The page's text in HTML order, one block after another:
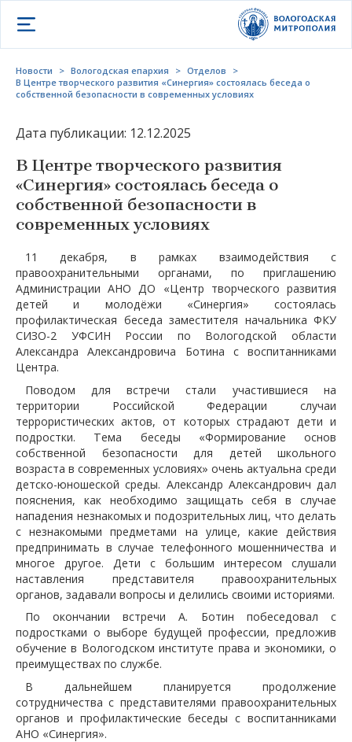
Открыть меню
Новости > Вологодская епархия > Отделов
>
В Центре творческого развития «Синергия» состоялась беседа о
собственной безопасности в современных условиях
Дата публикации: 12.12.2025
В Центре творческого развития
«Синергия» состоялась беседа о
собственной безопасности в
современных условиях
11 декабря, в рамках взаимодействия с
правоохранительными органами, по приглашению
Администрации АНО ДО «Центр творческого развития
детей и молодёжи «Синергия» состоялась
профилактическая беседа заместителя начальника ФКУ
СИЗО-2 УФСИН России по Вологодской области
Александра Александровича Ботина с воспитанниками
Центра.
Поводом для встречи стали участившиеся на
территории Российской Федерации случаи
террористических актов, от которых страдают дети и
подростки. Тема беседы «Формирование основ
собственной безопасности для детей школьного
возраста в современных условиях» очень актуальна среди
детско-юношеской среды. Александр Александрович дал
пояснения, как необходимо защищать себя в случае
нападения незнакомых и подозрительных лиц, что делать
с незнакомыми предметами на улице, какие действия
предпринимать в случае телефонного мошенничества и
многое другое. Дети с большим интересом слушали
наставления представителя правоохранительных
органов, задавали вопросы и делились своими историями.
По окончании встречи А.
Ботин побеседовал с
подростками о выборе будущей профессии, предложив
обучение в Вологодском институте права и экономики, о
преимуществах по службе.
В дальнейшем планируется продолжение
сотрудничества с представителями правоохранительных
органов и профилактические беседы с воспитанниками
АНО «Синергия».